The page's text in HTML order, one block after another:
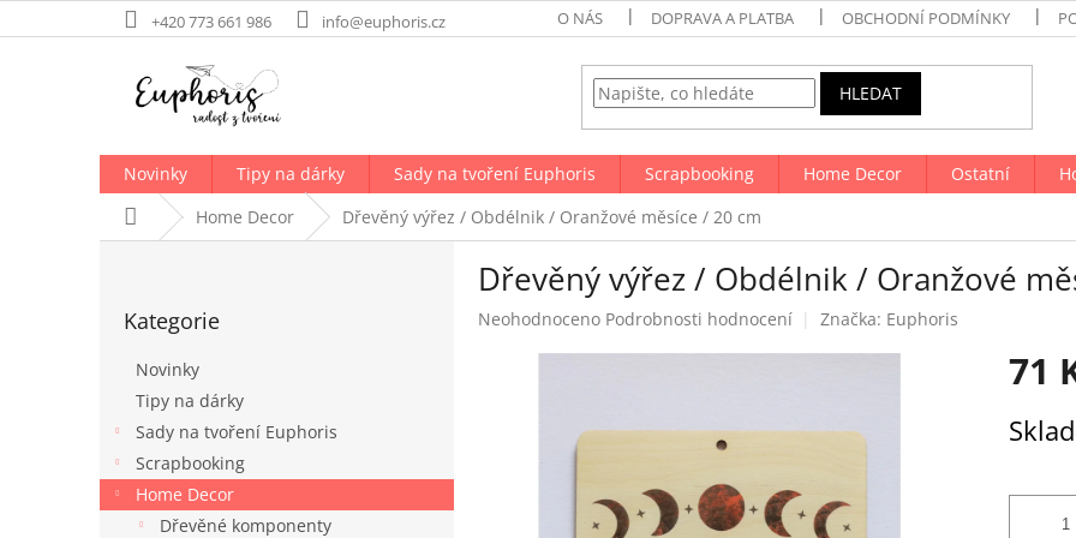
na
+420 773 661 986 info@euphoris.cz O NÁS DOPRAVA A PLATBA OBCHODNÍ PODMÍNKY
HLEDAT
Novinky Tipy na dárky Sady na tvoření Euphoris Scrapbooking Home Decor Ostatní
Domů Home Decor Dřevěný výřez / Obdélnik / Oranžové měsíce / 20 cm
a
kategorie
Kategorie
Novinky
Tipy na dárky
Sady na tvoření Euphoris
Scrapbooking
Home Decor
Dřevěné komponenty
Dřevěný výřez / Obdélnik / Oranžové
Průměrné
Neohodnoceno Podrobnosti hodnocení Značka: Euphoris
71
cena: